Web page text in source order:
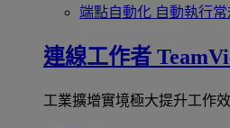
端點自動化 自動執行
連線工作者
工業擴增實境極大提升工作效